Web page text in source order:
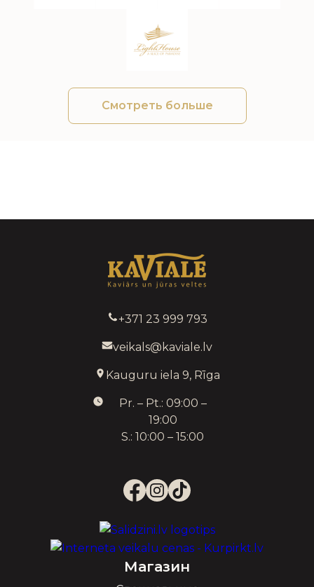
Смотреть больше
+371 23 999 793
veikals@kaviale.lv
Kauguru iela 9, Rīga
Pr. – Pt.: 09:00 –
19:00
S.: 10:00 – 15:00
Магазин